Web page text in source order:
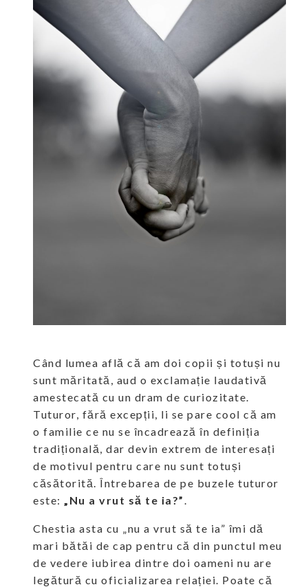
Când lumea află că am doi copii și totuși nu
sunt măritată, aud o exclamație laudativă
amestecată cu un dram de curiozitate.
Tuturor, fără excepții, li se pare cool că am
o familie ce nu se încadrează în definiția
tradițională, dar devin extrem de interesați
de motivul pentru care nu sunt totuși
căsătorită. Întrebarea de pe buzele tuturor
este:„Nu a vrut să te ia?”.
Chestia asta cu „nu a vrut să te ia” îmi dă
mari bătăi de cap pentru că din punctul meu
de vedere iubirea dintre doi oameni nu are
legătură cu oficializarea relației. Poate că